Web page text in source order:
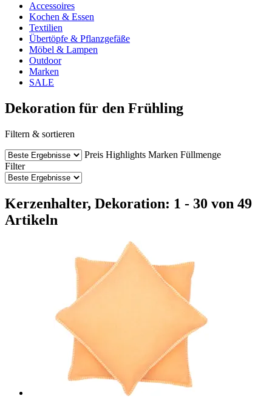
Accessoires
Kochen & Essen
Textilien
Übertöpfe & Pflanzgefäße
Möbel & Lampen
Outdoor
Marken
SALE
Dekoration für den Frühling
Filtern & sortieren
Preis Highlights Marken Füllmenge
Filter
Kerzenhalter, Dekoration: 1 - 30 von 49
Artikeln